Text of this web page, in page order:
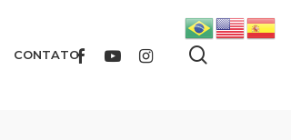
CONTATOFACEBOOKYOUTUBEINSTAGRAM